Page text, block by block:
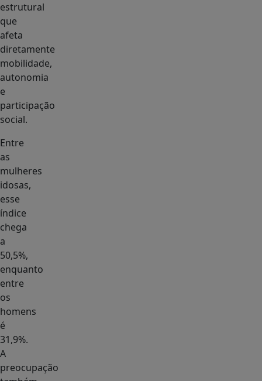
estrutural
que
afeta
diretamente
mobilidade,
autonomia
e
participação
social.
Entre
as
mulheres
idosas,
esse
índice
chega
a
50,5%,
enquanto
entre
os
homens
é
31,9%.
A
preocupação